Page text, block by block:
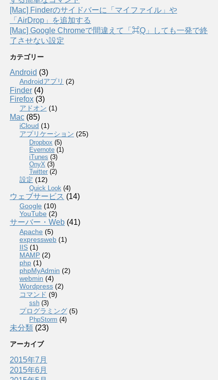
[Mac] Finderのサイドバーに「マイファイル」や
「AirDrop」を追加する
[Mac] Google Chromeで間違えて「⌘Q」しても一発で終
了させない設定
カテゴリー
Android (3)
Androidアプリ (2)
Finder (4)
Firefox (3)
アドオン (1)
Mac (85)
iCloud (1)
アプリケーション (25)
Dropbox (5)
Evernote (1)
iTunes (3)
OnyX (3)
Twitter (2)
設定 (12)
Quick Look (4)
ウェブサービス (14)
Google (10)
YouTube (2)
サーバー・Web (41)
Apache (5)
expressweb (1)
IIS (1)
MAMP (2)
php (1)
phpMyAdmin (2)
webmin (4)
Wordpress (2)
コマンド (9)
ssh (3)
プログラミング (5)
PhpStorm (4)
未分類 (23)
アーカイブ
2015年7月
2015年6月